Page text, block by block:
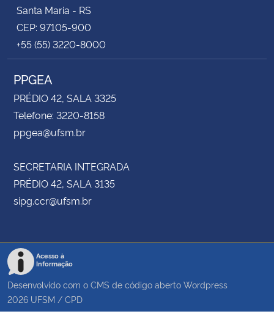
Santa Maria - RS
CEP: 97105-900
+55 (55) 3220-8000
PPGEA
PRÉDIO 42, SALA 3325
Telefone: 3220-8158
ppgea@ufsm.br
SECRETARIA INTEGRADA
PRÉDIO 42, SALA 3135
sipg.ccr@ufsm.br
Acesso à
Informação
Desenvolvido com o CMS de código aberto Wordpress
2026 UFSM / CPD